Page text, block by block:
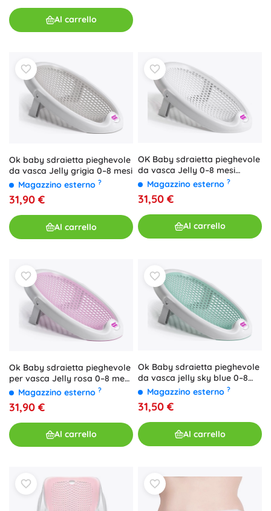
Al carrello
Ok baby sdraietta pieghevole
da vasca Jelly grigia 0–8 mesi
Magazzino esterno ?
31,90 €
Al carrello
OK Baby sdraietta pieghevole
da vasca Jelly 0–8 mesi
bianca
Magazzino esterno ?
31,50 €
Al carrello
Ok Baby sdraietta pieghevole
per vasca Jelly rosa 0–8 mesi
- 1 pezzo
Magazzino esterno ?
31,90 €
Al carrello
Ok Baby sdraietta pieghevole
da vasca jelly sky blue 0–8
mesiMagazzino esterno ?
31,50 €
Al carrello